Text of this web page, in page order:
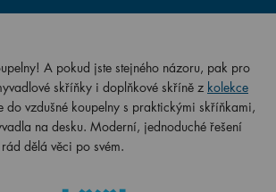
A pokud jste stejného názoru, pak pro
skříňky i doplňkové skříně z kolekce
do vzdušné koupelny s praktickými skříňkami,
na desku. Moderní, jednoduché řešení
dělá věci po svém.